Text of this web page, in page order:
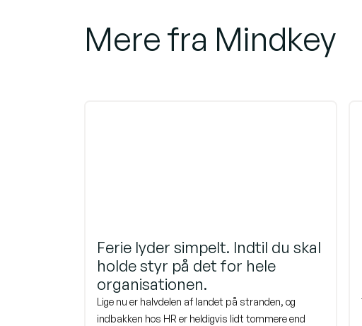
Mere fra Mindkey
Ferie lyder simpelt. Indtil du skal
holde styr på det for hele
organisationen.
Lige nu er halvdelen af landet på stranden, og
indbakken hos HR er heldigvis lidt tommere end